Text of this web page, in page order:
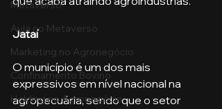
Metaverso
Aula no Metaverso
Marketing no Agronegócio
Confinamento Bovino
Holding no Agronegócio
Jataí
O município é um dos mais
expressivos em nível nacional na
agropecuária, sendo que o setor